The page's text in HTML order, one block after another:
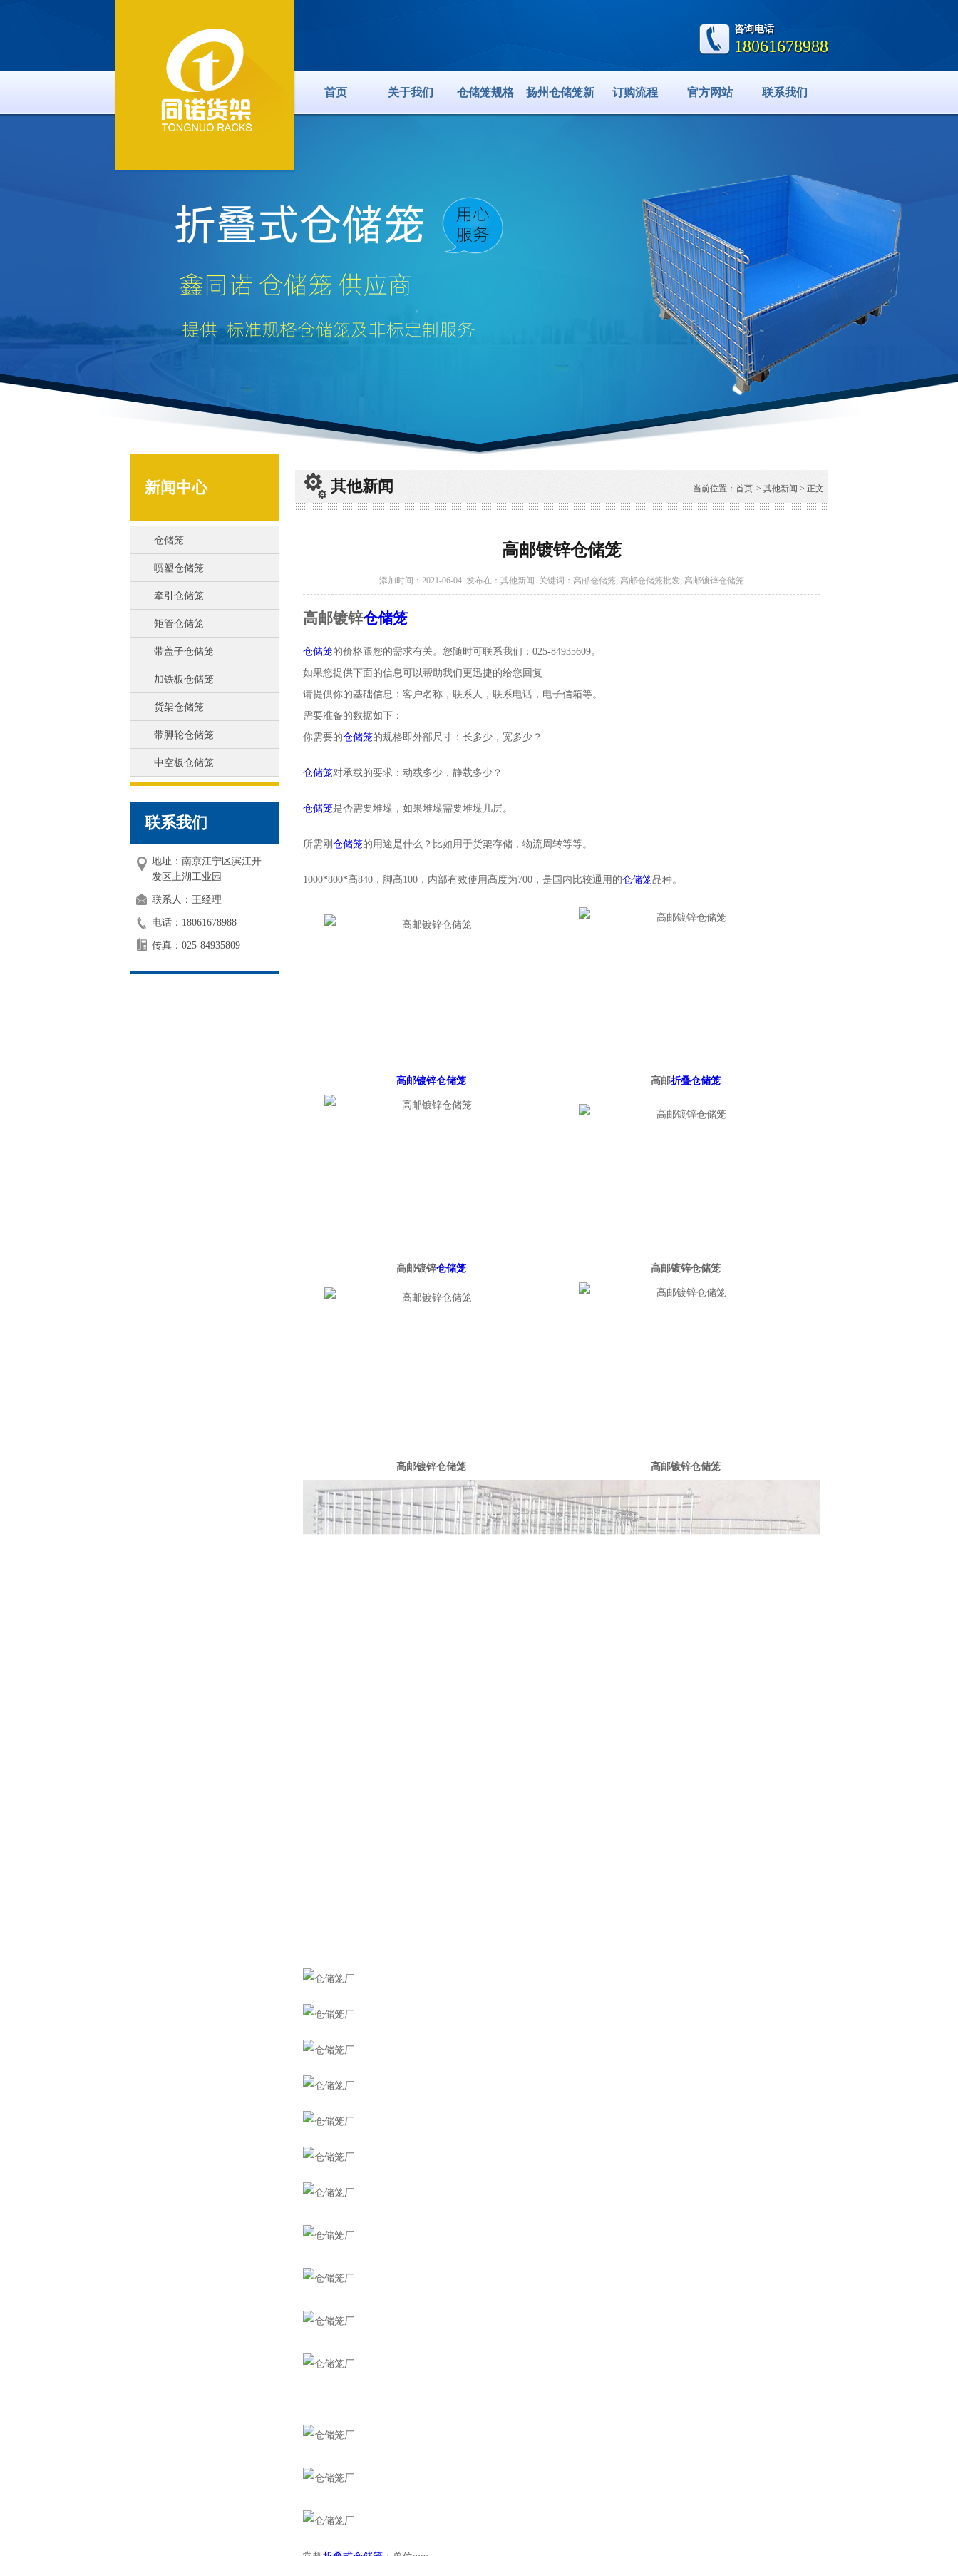
咨询电话
18061678988
首页 关于我们 仓储笼规格 扬州仓储笼新 订购流程 官方网站 联系我们
新闻中心
仓储笼
喷塑仓储笼
牵引仓储笼
矩管仓储笼
带盖子仓储笼
加铁板仓储笼
货架仓储笼
带脚轮仓储笼
中空板仓储笼
联系我们
地址：南京江宁区滨江开
发区上湖工业园
联系人：王经理
电话：18061678988
传真：025-84935809
其他新闻 当前位置： 首页 > 其他新闻 > 正文
高邮镀锌仓储笼
添加时间：2021-06-04 发布在： 其他新闻 关键词： 高邮仓储笼, 高邮仓储笼批发, 高邮镀锌仓储笼
高邮镀锌仓储笼
仓储笼的价格跟您的需求有关。您随时可联系我们：025-84935609。
如果您提供下面的信息可以帮助我们更迅捷的给您回复
请提供你的基础信息：客户名称，联系人，联系电话，电子信箱等。
需要准备的数据如下：
你需要的仓储笼的规格即外部尺寸：长多少，宽多少？
仓储笼对承载的要求：动载多少，静载多少？
仓储笼是否需要堆垛，如果堆垛需要堆垛几层。
所需刚 仓储笼的用途是什么？比如用于货架存储，物流周转等等。
1000*800*高840，脚高100，内部有效使用高度为700，是国内比较通用的仓储笼品种。
高邮镀锌仓储笼 高邮折叠仓储笼
高邮镀锌仓储笼 高邮镀锌仓储笼
高邮镀锌仓储笼 高邮镀锌仓储笼
18061678988